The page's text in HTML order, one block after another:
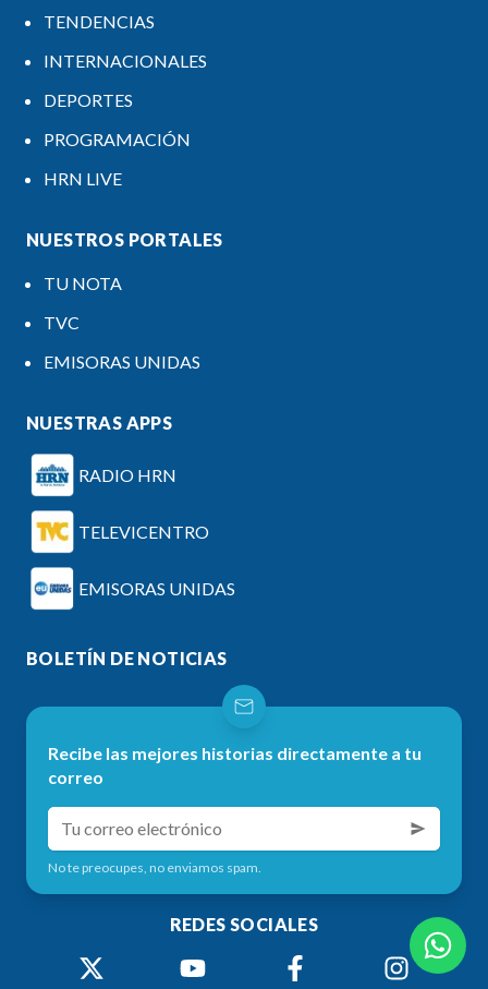
TENDENCIAS
INTERNACIONALES
DEPORTES
PROGRAMACIÓN
HRN LIVE
NUESTROS PORTALES
TU NOTA
TVC
EMISORAS UNIDAS
NUESTRAS APPS
RADIO HRN
TELEVICENTRO
EMISORAS UNIDAS
BOLETÍN DE NOTICIAS
Recibe las mejores historias directamente a tu
correo
No te preocupes, no enviamos spam.
REDES SOCIALES